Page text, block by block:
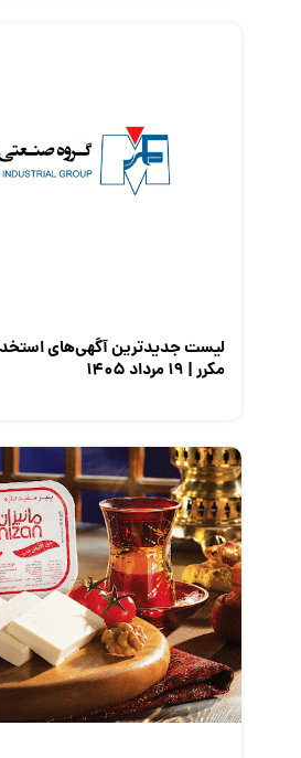
لیست جدیدترین آگهی‌های
مکرر | ۱۹ مرداد ۱۴۰۵